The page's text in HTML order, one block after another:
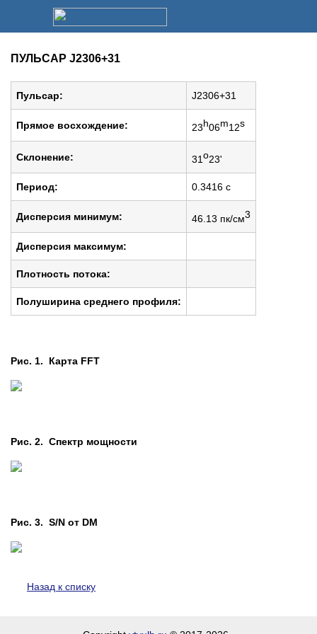
ПУЛЬСАР J2306+31
Пульсар: J2306+31
Прямое восхождение: 23h06m12s
Cклонение: 31o23'
Период: 0.3416 c
Дисперсия минимум: 46.13 пк/см3
Дисперсия максимум:
Плотность потока:
Полуширина среднего профиля:
Рис. 1. Карта FFT
Рис. 2. Cпектр мощности
Рис. 3. S/N от DM
Назад к списку